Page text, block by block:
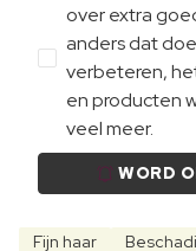
over extra
anders dat
verbeteren,
en producten
veel meer.
WORD
Fijn haar